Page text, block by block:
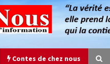
Contes de chez nous